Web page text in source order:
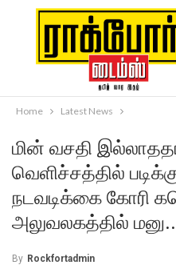
Home Latest News
மின் வசதி
வெளிச்சத்தில்
நடவடிக்கை கோரி
அலுவலகத்தில்
By Rockfortadmin